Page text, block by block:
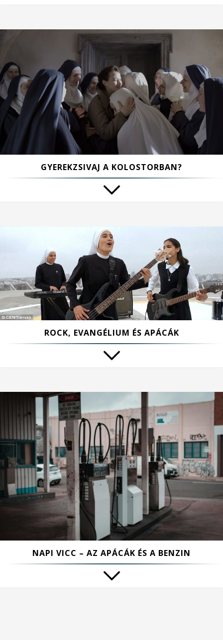
GYEREKZSIVAJ A KOLOSTORBAN?
ROCK, EVANGÉLIUM ÉS APÁCÁK
NAPI VICC – AZ APÁCÁK ÉS A BENZIN